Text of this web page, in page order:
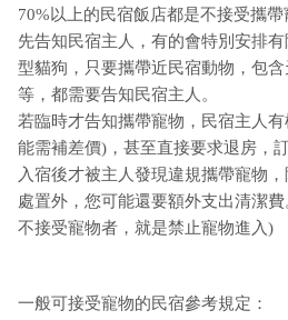
70%以上的民宿飯店都是不接受攜
先告知民宿主人，有的會特別安排
型貓狗，只要攜帶近民宿動物，包
等，都需要告知民宿主人。
若臨時才告知攜帶寵物，民宿主人
能需補差價)，甚至直接要求退房，
入宿後才被主人發現違規攜帶寵物
處置外，您可能還要額外支出清潔
不接受寵物者，就是禁止寵物進入)
一般可接受寵物的民宿參考規定：